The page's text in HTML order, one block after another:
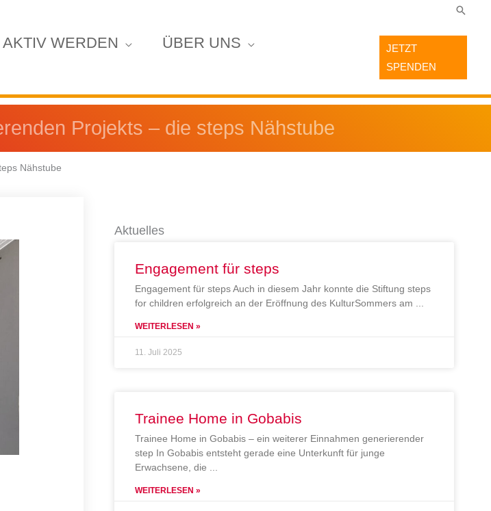
AKTIV WERDEN
ÜBER UNS
JETZT
SPENDEN
Projekts – die steps Nähstube
Nähstube
Aktuelles
Engagement für steps
Engagement für steps Auch in diesem Jahr konnte die Stiftung steps
for children erfolgreich an der Eröffnung des KulturSommers am
WEITERLESEN »
11. Juli 2025
Trainee Home in Gobabis
Trainee Home in Gobabis – ein weiterer Einnahmen generierender
step In Gobabis entsteht gerade eine Unterkunft für junge
Erwachsene, die
WEITERLESEN »